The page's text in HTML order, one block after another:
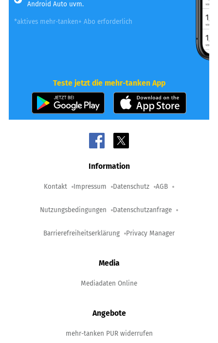
Android Auto uvm.
*aktives mehr-tanken+ Abo erforderlich
Teste jetzt die mehr-tanken App
Information
Kontakt Impressum Datenschutz AGB
Nutzungsbedingungen Datenschutzanfrage
Barrierefreiheitserklärung Privacy Manager
Media
Mediadaten Online
Angebote
mehr-tanken PUR widerrufen